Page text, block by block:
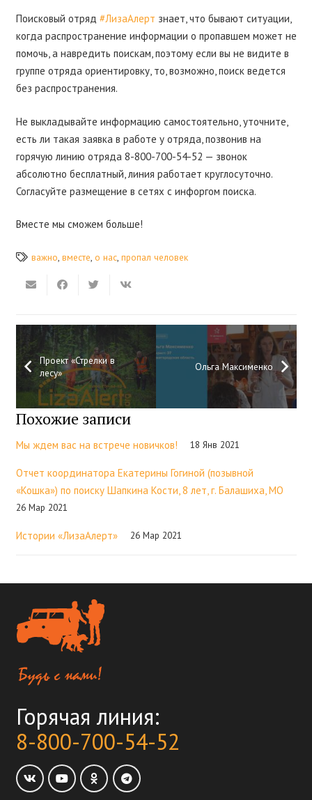
Поисковый отряд #ЛизаАлерт знает, что бывают ситуации,
когда распространение информации о пропавшем может не
помочь, а навредить поискам, поэтому если вы не видите в
группе отряда ориентировку, то, возможно, поиск ведется
без распространения.
Не выкладывайте информацию самостоятельно, уточните,
есть ли такая заявка в работе у отряда, позвонив на
горячую линию отряда 8-800-700-54-52 — звонок
абсолютно бесплатный, линия работает круглосуточно.
Согласуйте размещение в сетях с инфоргом поиска.
Вместе мы сможем больше!
важно, вместе, о нас, пропал человек
Проект «Стрелки в
лесу»
Ольга Максименко
Похожие записи
Мы ждем вас на встрече новичков! 18 Янв 2021
Отчет координатора Екатерины Гогиной (позывной
«Кошка») по поиску Шапкина Кости, 8 лет, г. Балашиха, МО
26 Мар 2021
Истории «ЛизаАлерт» 26 Мар 2021
Горячая линия:
8-800-700-54-52